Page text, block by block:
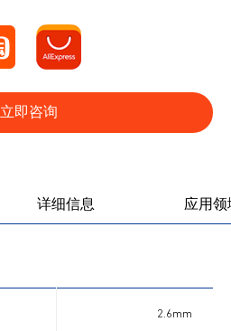
立即咨询
详细信息 应用领
2.6mm